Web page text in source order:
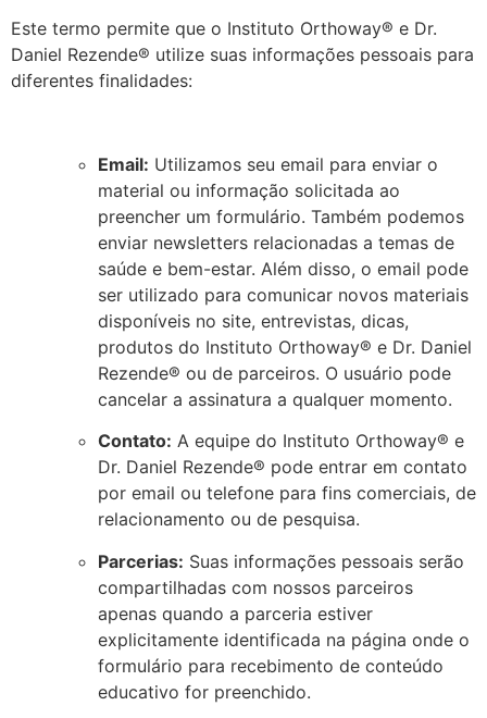
Este termo permite que o Instituto Orthoway® e Dr.
Daniel Rezende® utilize suas informações pessoais para
diferentes finalidades:
Email: Utilizamos seu email para enviar o
material ou informação solicitada ao
preencher um formulário. Também podemos
enviar newsletters relacionadas a temas de
saúde e bem-estar. Além disso, o email pode
ser utilizado para comunicar novos materiais
disponíveis no site, entrevistas, dicas,
produtos do Instituto Orthoway® e Dr. Daniel
Rezende® ou de parceiros. O usuário pode
cancelar a assinatura a qualquer momento.
Contato: A equipe do Instituto Orthoway® e
Dr. Daniel Rezende® pode entrar em contato
por email ou telefone para fins comerciais, de
relacionamento ou de pesquisa.
Parcerias: Suas informações pessoais serão
compartilhadas com nossos parceiros
apenas quando a parceria estiver
explicitamente identificada na página onde o
formulário para recebimento de conteúdo
educativo for preenchido.